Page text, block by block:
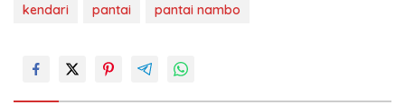
kendari pantai pantai nambo